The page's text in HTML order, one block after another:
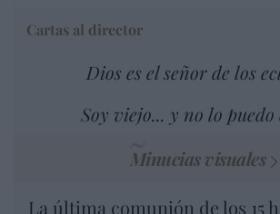
Cartas al director
Dios es el señor de los
Soy viejo... y no lo
Minucias visuales
La última comunión de los 15